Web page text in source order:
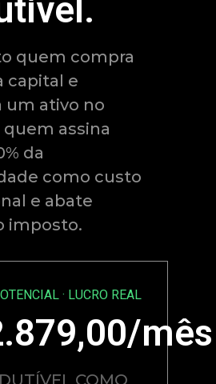
quem compra
capital e
um ativo no
quem assina
da
como custo
e abate
imposto.
· LUCRO REAL
/mês